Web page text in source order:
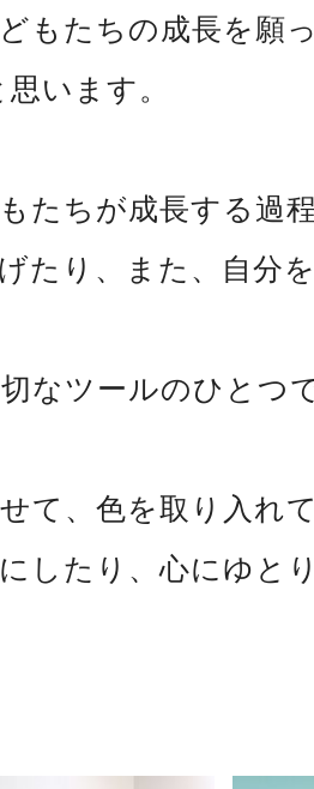
もたちの成長を願
います。
たちが成長する過
たり、また、自分
なツールのひとつ
て、色を取り入れ
したり、心にゆと